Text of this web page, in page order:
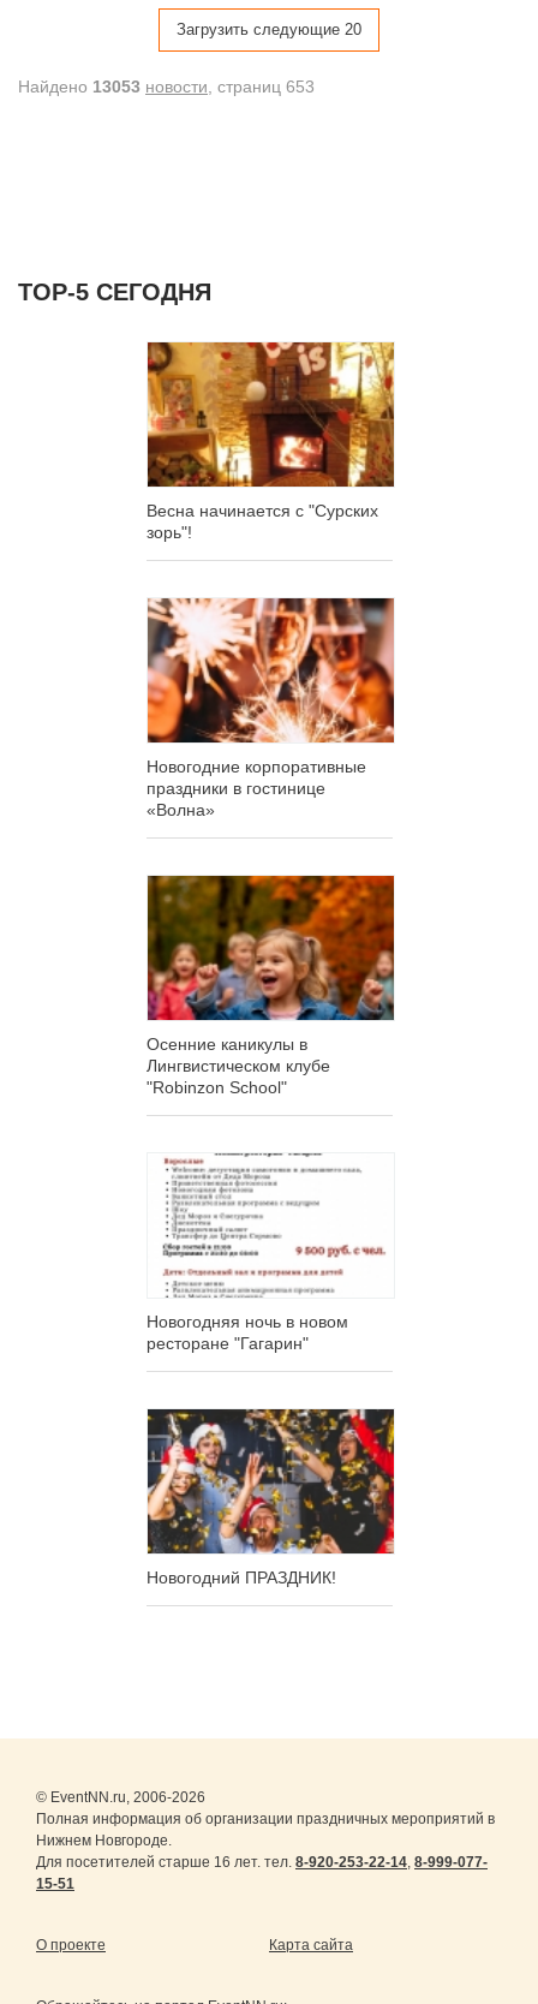
Загрузить следующие 20
Найдено 13053 новости , cтраниц 653
ТОР-5 СЕГОДНЯ
Весна начинается с "Сурских
зорь"!
Новогодние корпоративные
праздники в гостинице
«Волна»
Осенние каникулы в
Лингвистическом клубе
"Robinzon School"
Новогодняя ночь в новом
ресторане "Гагарин"
Новогодний ПРАЗДНИК!
© EventNN.ru, 2006-2026
Полная информация об организации праздничных мероприятий в
Нижнем Новгороде.
Для посетителей старше 16 лет. тел. 8-920-253-22-14 8-999-077-
15-51
О проекте Карта сайта